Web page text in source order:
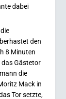
dabei
den
8 Minuten
das Gästetor
die
Mack in
Tor setzte,